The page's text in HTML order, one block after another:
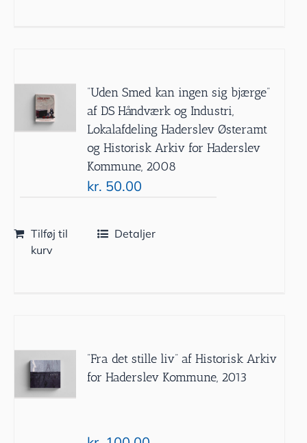
”Uden Smed kan ingen sig bjærge”
af DS Håndværk og Industri,
Lokalafdeling Haderslev Østeramt
og Historisk Arkiv for Haderslev
Kommune, 2008
kr. 50.00
Tilføj til
kurv
Detaljer
”Fra det stille liv” af Historisk Arkiv
for Haderslev Kommune, 2013